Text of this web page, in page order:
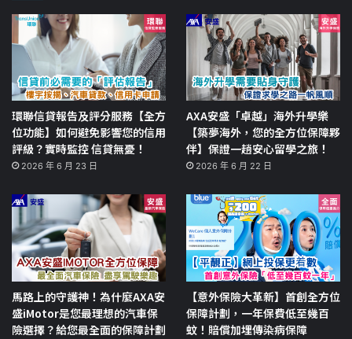
環聯信貸報告及評分服務【全方
位功能】如何避免影響您的信用
評級？實時監控 信貸無憂！
2026 年 6 月 23 日
AXA安盛「卓越」海外升學樂
【築夢海外，您的全方位保障夥
伴】保證一趟安心留學之旅！
2026 年 6 月 22 日
馬路上的守護神！為什麼AXA安
盛iMotor是您最理想的汽車保
險選擇？給您最全面的保障計劃
【意外保險大革新】首創全方位
保障計劃，一年保費低至幾百
蚊！賠償加埋傳染病保障